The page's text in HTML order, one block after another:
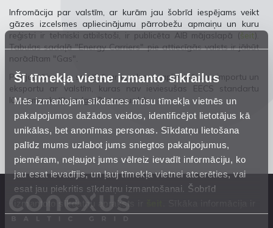
Šī tīmekļa vietne izmanto sīkfailus
Mēs izmantojam sīkdatnes mūsu tīmekļa vietnēs un
pakalpojumos dažādos veidos, identificējot lietotājus kā
unikālas, bet anonīmas personas. Sīkdatņu lietošana
palīdz mums uzlabot jums sniegtos pakalpojumus,
piemēram, neļaujot jums vēlreiz ievadīt informāciju, ko
jau esat ievadījis, un ļauj tīmekļa vietnei atcerēties, vai
esat jau piekritis sīkdatņu izmantošanai. Šobrīd
izmantoto sīkdatņu apraksts ir
mūsuPrivātuma atrunā.
Infromācija par valstīm, ar kurām jau šobrīd iespējams veikt
gāzes izcelsmes apliecinājumu pārrobežu apmaiņu un kuru
reģistri ir tehniski atbilstoši, ir publicēta AIB mājaslapā (šeit).
Tabulas sadaļā "Energy Carriers" pie attiecīgās valsts ir jābūt
norādītam "Gas".
Par jautājumiem saistībā ar izcelsmes apliecinājumu importu un
eksportu ar valstīm, kuras nav ieviesušas EECS standartu
lūdzam rakstīt uz (go@conexus.lv).